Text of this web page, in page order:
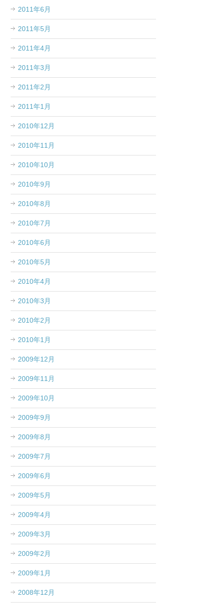
2011年6月
2011年5月
2011年4月
2011年3月
2011年2月
2011年1月
2010年12月
2010年11月
2010年10月
2010年9月
2010年8月
2010年7月
2010年6月
2010年5月
2010年4月
2010年3月
2010年2月
2010年1月
2009年12月
2009年11月
2009年10月
2009年9月
2009年8月
2009年7月
2009年6月
2009年5月
2009年4月
2009年3月
2009年2月
2009年1月
2008年12月